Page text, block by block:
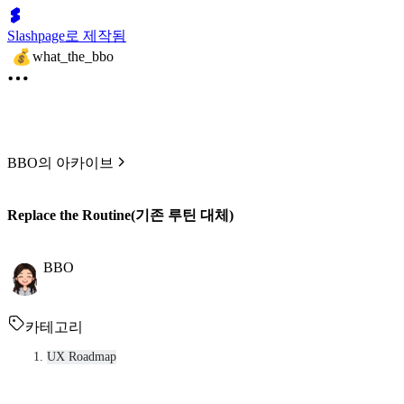
Slashpage로 제작됨
what_the_bbo
BBO의 아카이브
Replace the Routine(기존 루틴 대체)
BBO
카테고리
UX Roadmap